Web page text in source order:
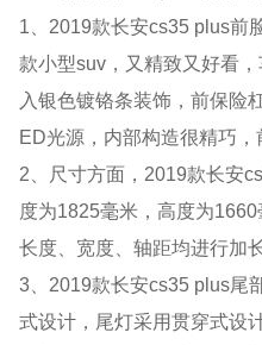
1、2019款长安cs35 plus前
款小型suv，又精致又好看
入银色镀铬条装饰，前保险
ED光源，内部构造很精巧，
2、尺寸方面，2019款长安
度为1825毫米，高度为
长度、宽度、轴距均进行加
3、2019款长安cs35 plus尾
式设计，尾灯采用贯穿式设